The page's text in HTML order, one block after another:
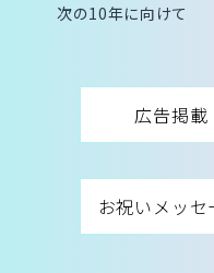
次の10年に向けて
広告掲載
お祝いメッ